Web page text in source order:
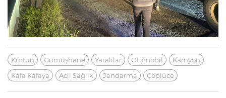
Kürtün Gümüşhane Yaralılar Otomobil
Kamyon
Kafa Kafaya
Acil Sağlık Jandarma Çöplüce